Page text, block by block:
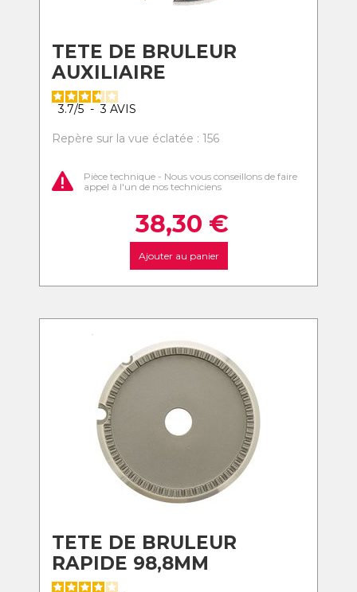
TETE DE BRULEUR
AUXILIAIRE
3.7/5 - 3 AVIS
Repère sur la vue éclatée : 156
Pièce technique - Nous vous conseillons de faire
appel à l'un de nos techniciens
38,30 €
Ajouter au panier
TETE DE BRULEUR
RAPIDE 98,8MM